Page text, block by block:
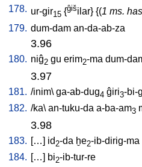
178. ur-gir15 {ĝišilar} {(1 ms.
179. dum-dam an-da-ab-za
3.96
180. niĝ2 gu erim2-ma dum-
3.97
181. /inim\ ga-ab-dug4 ĝiri3-bi-
182. /ka\ an-tuku-da a-ba-am3
3.98
183. […] id 2-da ḫe2-ib-dirig-ma
184. […] bi2-ib-tur-re